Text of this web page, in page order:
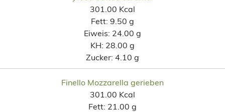
301.00 Kcal
Fett: 9.50 g
Eiweis: 24.00 g
KH: 28.00 g
Zucker: 4.10 g
Finello Mozzarella gerieben
301.00 Kcal
Fett: 21.00 g